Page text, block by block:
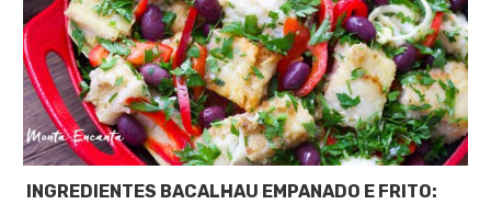
INGREDIENTES BACALHAU EMPANADO E FRITO: